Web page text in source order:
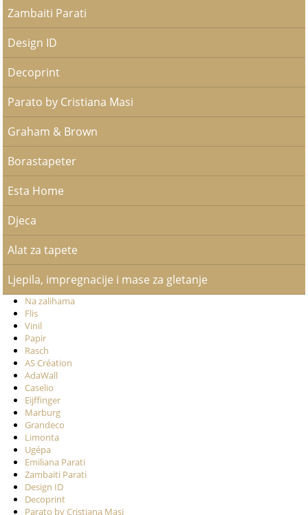
Zambaiti Parati
Design ID
Decoprint
Parato by Cristiana Masi
Graham & Brown
Borastapeter
Esta Home
Djeca
Alat za tapete
Ljepila, impregnacije i mase za gletanje
Na zalihama
Flis
Vinil
Papir
Rasch
AS Création
AdaWall
Caselio
Eijffinger
Marburg
Grandeco
Limonta
Ugépa
Emiliana Parati
Zambaiti Parati
Design ID
Decoprint
Parato by Cristiana Masi